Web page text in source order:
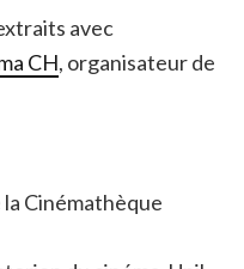
avec
CH, organisateur de
Cinémathèque